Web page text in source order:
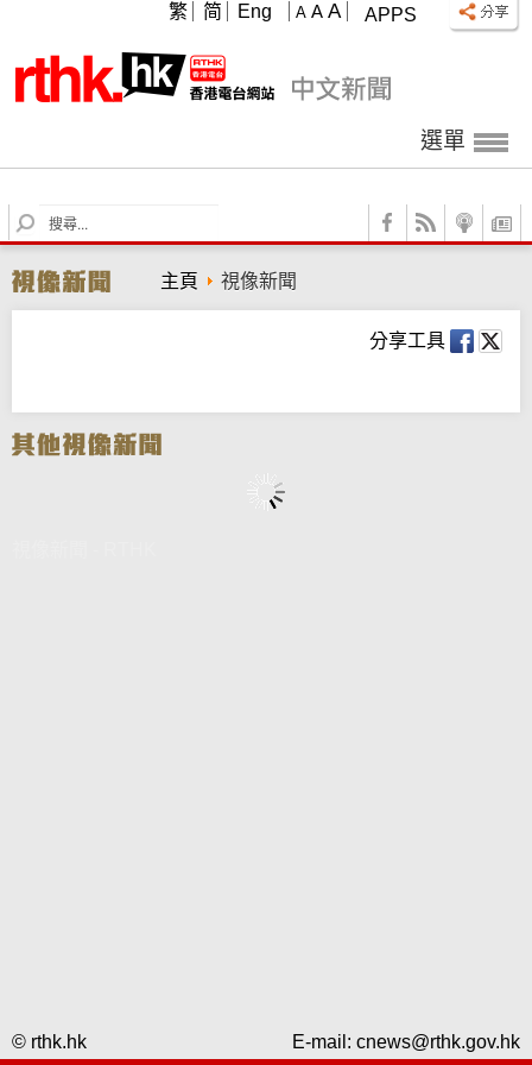
APPS
A A A
繁 简 Eng
選單
S
e
r
c
主頁 視像新聞
分享工具
© rthk.hk E-mail: cnews@rthk.gov.hk